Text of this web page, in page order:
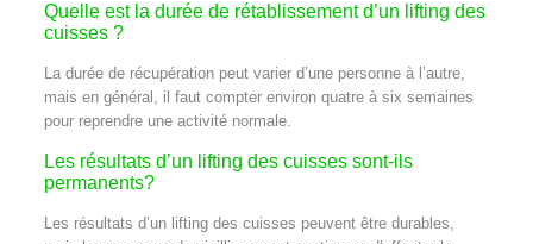
Quelle est la durée de rétablissement d’un lifting des
cuisses ?
La durée de récupération peut varier d’une personne à l’autre,
mais en général, il faut compter environ quatre à six semaines
pour reprendre une activité normale.
Les résultats d’un lifting des cuisses sont-ils
permanents?
Les résultats d’un lifting des cuisses peuvent être durables,